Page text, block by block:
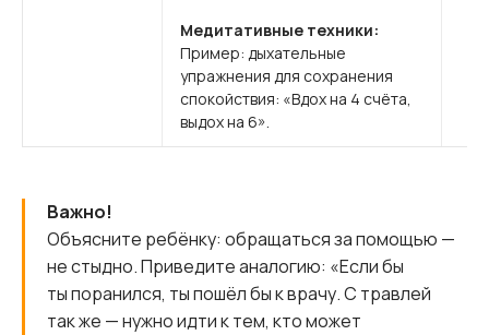
Медитативные техники:
Пример: дыхательные
упражнения для сохранения
спокойствия: «Вдох на 4 счёта,
выдох на 6».
Важно!
Объясните ребёнку: обращаться за помощью —
не стыдно. Приведите аналогию: «Если бы
ты поранился, ты пошёл бы к врачу. С травлей
так же — нужно идти к тем, кто может